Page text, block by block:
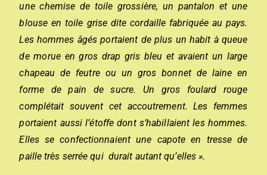
une chemise de toile grossière, un pantalon et une
blouse en toile grise dite cordaille fabriquée au pays.
Les hommes âgés portaient de plus un habit à queue
de morue en gros drap gris bleu et avaient un large
chapeau de feutre ou un gros bonnet de laine en
forme de pain de sucre. Un gros foulard rouge
complétait souvent cet accoutrement. Les femmes
portaient aussi l’étoffe dont s’habillaient les hommes.
Elles se confectionnaient une capote en tresse de
paille très serrée qui durait autant qu’elles ».